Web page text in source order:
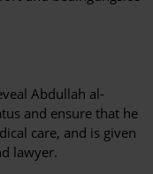
Abdullah al-
and ensure that he
care, and is given
lawyer.